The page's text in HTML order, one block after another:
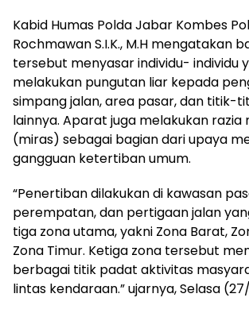
Kabid Humas Polda Jabar Kombes
Rochmawan S.I.K., M.H mengatakan
tersebut menyasar individu- individu
melakukan pungutan liar kepada
simpang jalan, area pasar, dan titik-
lainnya. Aparat juga melakukan razia
(miras) sebagai bagian dari upaya
gangguan ketertiban umum.
“Penertiban dilakukan di kawasan
perempatan, dan pertigaan jalan
tiga zona utama, yakni Zona Barat,
Zona Timur. Ketiga zona tersebut
berbagai titik padat aktivitas
lintas kendaraan.” ujarnya, Selasa